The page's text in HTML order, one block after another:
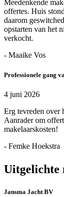
Meedenkende
offertes. Huis
daarom
opstarten van het
verkocht.
- Maaike Vos
Professionele gang
4 juni 2026
Erg tevreden over
Aanrader om
makelaarskosten!
- Femke Hoekstra
Uitgelichte
Jansma Jacht BV